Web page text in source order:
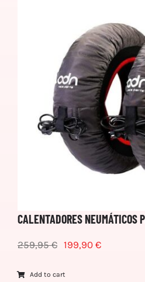
CALENTADORES NEUMÁTICOS
259,95€ 199,90 €
Add to cart